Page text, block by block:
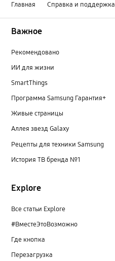
Главная Справка и поддержка
Важное
Рекомендовано
ИИ для жизни
SmartThings
Программа Samsung Гарантия+
Живые страницы
Аллея звезд Galaxy
Рецепты для техники Samsung
История ТВ бренда №1
Explore
Все статьи Explore
#ВместеЭтоВозможно
Где кнопка
Перезагрузка